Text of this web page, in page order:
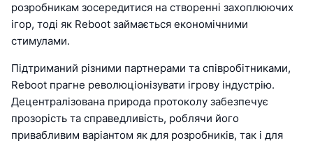
розробникам зосередитися на створенні захоплюючих
ігор, тоді як Reboot займається економічними
стимулами.
Підтриманий різними партнерами та співробітниками,
Reboot прагне революціонізувати ігрову індустрію.
Децентралізована природа протоколу забезпечує
прозорість та справедливість, роблячи його
привабливим варіантом як для розробників, так і для